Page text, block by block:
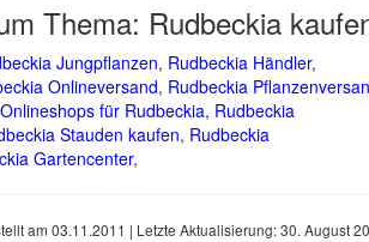
Thema: Rudbeckia
Jungpflanzen, Rudbeckia Händler,
Onlineversand, Rudbeckia
Onlineshops für Rudbeckia, Rudbeckia
Stauden kaufen, Rudbeckia
Gartencenter,
am 03.11.2011 | Letzte Aktualisierung:30. August